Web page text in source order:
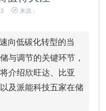
来源：
向低碳化转型的当
与调节的关键环节，
介绍欣旺达、比亚
及派能科技五家在储